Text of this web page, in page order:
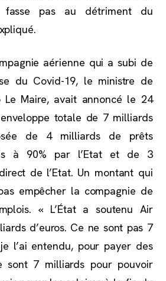
fasse pas au détriment du
aérienne qui a subi de
du Covid-19, le ministre de
Le Maire, avait annoncé le 24
totale de 7 milliards
de 4 milliards de prêts
à 90% par l’Etat et de 3
de l’Etat. Un montant qui
empêcher la compagnie de
« L’État a soutenu Air
d’euros. Ce ne sont pas 7
l’ai entendu, pour payer des
sont 7 milliards pour pouvoir